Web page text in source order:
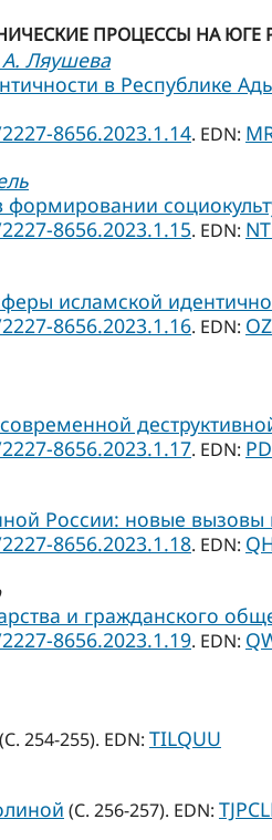
ПРОЦЕССЫ НА ЮГЕ
Ляушева
в Республике
8656.2023.1.14. EDN:
формировании
8656.2023.1.15. EDN:
исламской
8656.2023.1.16. EDN:
8656.2023.1.17. EDN:
России: новые вызовы
8656.2023.1.18. EDN:
и гражданского
8656.2023.1.19. EDN:
(С. 254-255). EDN: TILQUU
(С. 256-257). EDN: